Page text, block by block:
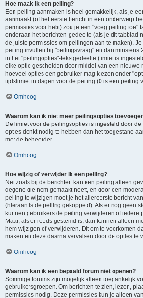
Hoe maak ik een peiling?
Een peiling aanmaken is heel gemakkelijk, als je
aanmaakt (of het eerste bericht in een onderwerp
permissies voor hebt) zou je een "voeg peiling toe"
onderaan het berichten-gedeelte (als je dit tabblad
de juiste permissies om peilingen aan te maken).
peiling invullen bij "peilingsvraag" en dan minstens
in het "peilingopties"-tekstgedeelte (limiet is
elke optie gescheiden door middel van een nieuwe
hoeveel opties een gebruiker mag kiezen onder
tijdslimiet in dagen voor de peiling (0 is een peiling
Omhoog
Waarom kan ik niet meer peilingsopties
De limiet voor de peilingsopties is ingesteld door
opties denkt nodig te hebben dan het toegestane
met de beheerder.
Omhoog
Hoe wijzig of verwijder ik een peiling?
Net zoals bij de berichten kan een peiling alleen
degene die hem gemaakt heeft, en door een
peiling te wijzigen moet je het allereerste bericht
(hieraan is de peiling gekoppeld). Als er nog geen
kunnen gebruikers de peiling verwijderen of iedere
Maar, als er reeds gestemd is, dan kunnen alleen
hem wijzigen of verwijderen. Dit om te voorkomen
maken en deze daarna vervalsen door de opties te
Omhoog
Waarom kan ik een bepaald forum niet openen?
Sommige forums zijn mogelijk alleen toegankelijk
gebruikersgroepen. Om berichten te zien, lezen,
permissies nodig. Deze permissies kun je alleen